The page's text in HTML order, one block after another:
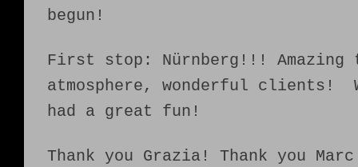
begun!
First stop: Nürnberg!!! Amazing
atmosphere, wonderful clients!
had a great fun!
Thank you Grazia! Thank you